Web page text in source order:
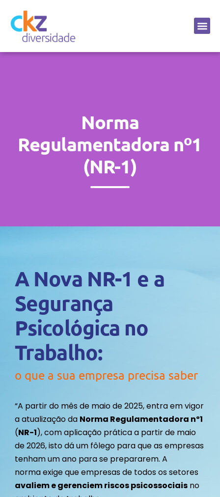
Norma
Regulamentadora nº1
(NR-1)
A Nova NR-1 e a
Segurança
Psicológica no
Trabalho:
o que a sua empresa precisa saber
“A partir do mês de maio de 2025, entra em vigor
a atualização da Norma Regulamentadora nº1
(NR-1), com aplicação prática a partir de maio
de 2026, isto dá um fôlego para que as empresas
tenham um ano para se prepararem. A
normaexige que empresas de todos os setores
avaliem e gerenciem riscos psicossociais no